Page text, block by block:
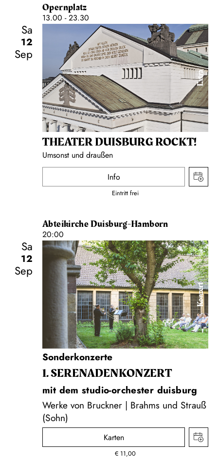
Opernplatz
13.00 - 23.30
Sa
12
Sep
Extra
THEATER DUISBURG ROCKT!
Umsonst und draußen
Info
Eintritt frei
Abteikirche Duisburg-Hamborn
20:00
Sa
12
Sep
Konzert
Sonderkonzerte
1. SERENADEN­KONZERT
mit dem studio-orchester duisburg
Werke von Bruckner | Brahms und Strauß
(Sohn)
Karten
€ 11,00